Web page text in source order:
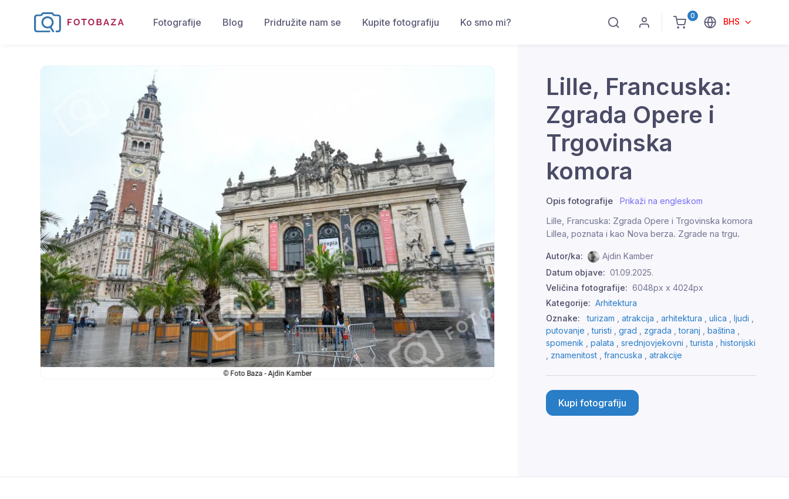
0
BHS
Fotografije Blog Pridružite nam se Kupite fotografiju Ko smo mi?
Lille, Francuska:
Zgrada Opere i
Trgovinska
komora
Opis fotografije Prikaži na engleskom
Lille, Francuska: Zgrada Opere i Trgovinska komora
Lillea, poznata i kao Nova berza. Zgrade na trgu.
Autor/ka:
Ajdin Kamber
Datum objave: 01.09.2025.
Veličina fotografije: 6048px x 4024px
Kategorije: Arhitektura
Oznake:
turizam , atrakcija , arhitektura , ulica , ljudi ,
putovanje ,turisti , grad , zgrada ,toranj , baština ,
spomenik , palata , srednjovjekovni ,turista , historijski
, znamenitost , francuska , atrakcije
Kupi fotografiju